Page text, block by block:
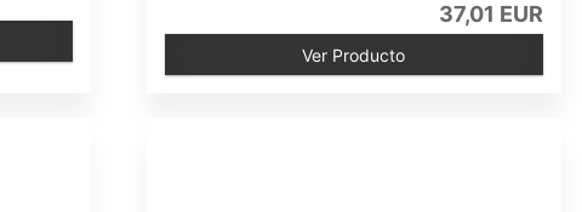
37,01 EUR
Ver Producto